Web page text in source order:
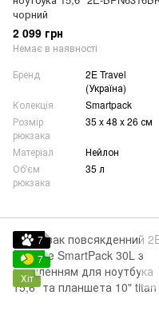
чорний
2 099 грн
Немає в наявності
Бренд
2E Travel
(Україна)
Колекція
Smartpack
Розмір
рюкзака
35 x 48 x 26 см
Матеріал
Нейлон
Об'єм
рюкзака
35 л
7
7
Хіт